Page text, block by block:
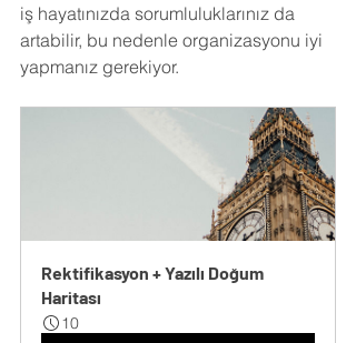
iş hayatınızda sorumluluklarınız da
artabilir, bu nedenle organizasyonu iyi
yapmanız gerekiyor.
Rektifikasyon + Yazılı Doğum
Haritası
10